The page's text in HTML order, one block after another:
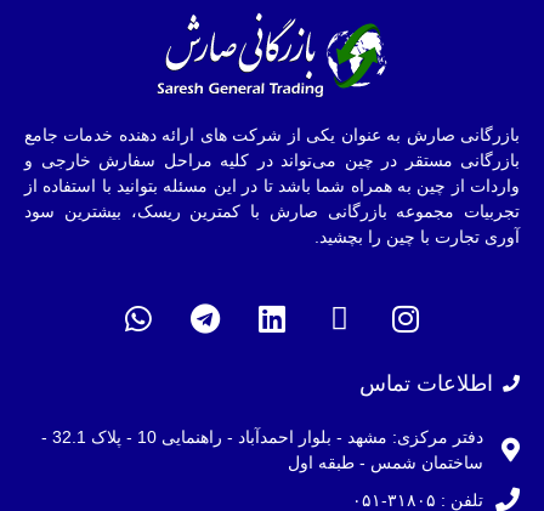
بازرگانی صارش به عنوان یکی از شرکت های ارائه دهنده خدمات جامع
بازرگانی مستقر در چین می‌تواند در کلیه مراحل سفارش خارجی و
واردات از چین به همراه شما باشد تا در این مسئله بتوانید با استفاده از
تجربیات مجموعه بازرگانی صارش با کمترین ریسک، بیشترین سود
آوری تجارت با چین را بچشید.
اطلاعات تماس
دفتر مرکزی: مشهد - بلوار احمدآباد - راهنمایی 10 - پلاک 32.1 -
ساختمان شمس - طبقه اول
تلفن : ۳۱۸۰۵-۰۵۱